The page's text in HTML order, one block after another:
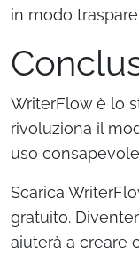
in modo
WriterFlow è lo
rivoluziona il
uso
Scarica
gratuito.
aiuterà a creare